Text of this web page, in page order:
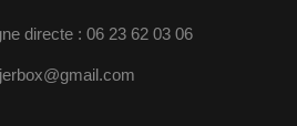
directe : 06 23 62 03 06